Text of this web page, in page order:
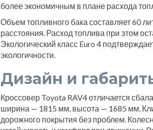
более экономичным в плане расхода
Объем топливного бака составляет 60
расстояния. Расход топлива при этом
Экологический класс Euro 4
экологичности.
Дизайн и
Кроссовер Toyota RAV4 отличается
ширина — 1815 мм, высота — 1685 мм.
дорожного покрытия без проблем.